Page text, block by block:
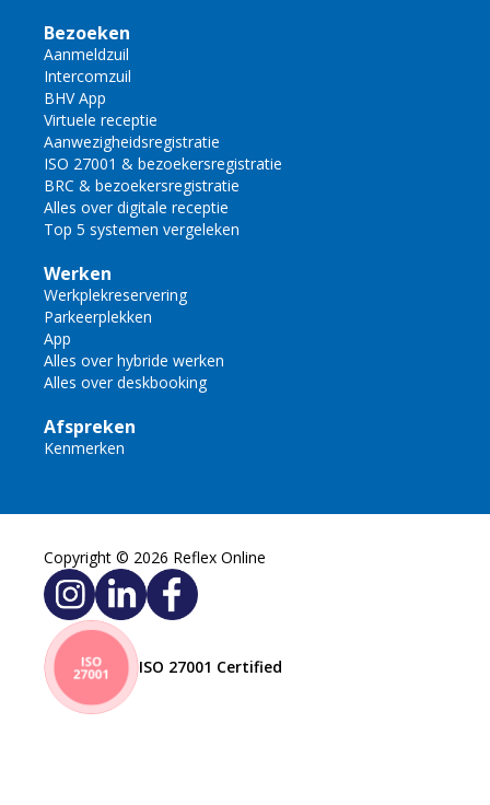
Bezoeken
Aanmeldzuil
Intercomzuil
BHV App
Virtuele receptie
Aanwezigheidsregistratie
ISO 27001 & bezoekersregistratie
BRC & bezoekersregistratie
Alles over digitale receptie
Top 5 systemen vergeleken
Werken
Werkplekreservering
Parkeerplekken
App
Alles over hybride werken
Alles over deskbooking
Afspreken
Kenmerken
Copyright © 2026 Reflex Online
ISO 27001 Certified